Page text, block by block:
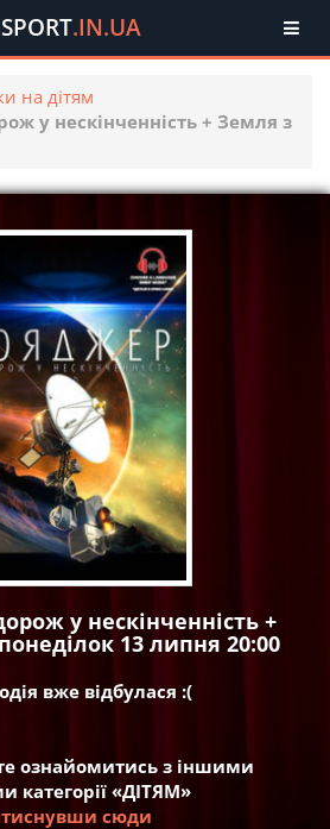
.IN.UA
на дітям
у нескінченність + Земля з
у нескінченність +
13 липня 20:00
вже відбулася :(
ознайомитись з іншими
категорії «ДІТЯМ»
сюди